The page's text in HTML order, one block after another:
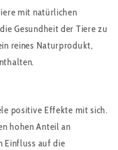
mit natürlichen
Gesundheit der Tiere zu
reines Naturprodukt,
positive Effekte mit sich.
hohen Anteil an
Einfluss auf die